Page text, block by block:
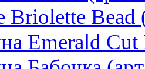
Briolette Bead
Emerald Cut